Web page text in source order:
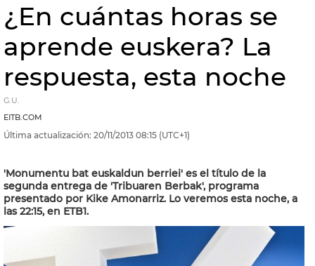
¿En cuántas horas se
aprende euskera? La
respuesta, esta noche
G.U.
EITB.COM
Última actualización: 20/11/2013 08:15 (UTC+1)
'Monumentu bat euskaldun berriei' es el título de la
segunda entrega de 'Tribuaren Berbak', programa
presentado por Kike Amonarriz. Lo veremos esta noche, a
las 22:15, en ETB1.